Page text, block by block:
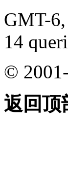
GMT-
14
©
返回顶